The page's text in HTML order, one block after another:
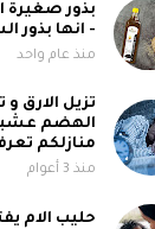
بذور صغيرة
- انها بذور
منذ عام واحد
تزيل الارق
الهضم
منازلكم
منذ 3 أعوام
حليب الام